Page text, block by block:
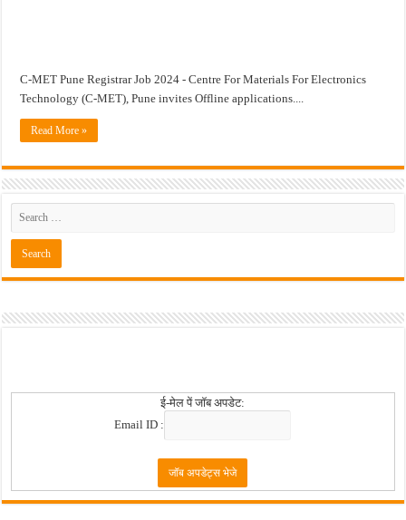
C-MET Pune Registrar Job 2024 - Centre For Materials For Electronics
Technology (C-MET), Pune invites Offline applications....
Read More »
ई-मेल पें जॉब अपडेट:
Email ID :